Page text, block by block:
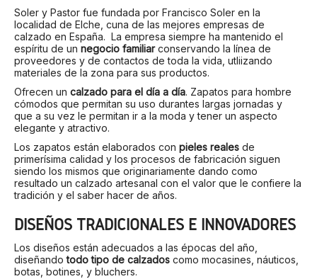
Soler y Pastor fue fundada por Francisco Soler en la
localidad de Elche, cuna de las mejores empresas de
calzado en España. La empresa siempre ha mantenido el
espíritu de un negocio familiarconservando la línea de
proveedores y de contactos de toda la vida, utliizando
materiales de la zona para sus productos.
Ofrecen un calzado para el día a día. Zapatos para hombre
cómodos que permitan su uso durantes largas jornadas y
que a su vez le permitan ir a la moda y tener un aspecto
elegante y atractivo.
Los zapatos están elaborados con pieles reales de
primerísima calidad y los procesos de fabricación siguen
siendo los mismos que originariamente dando como
resultado un calzado artesanal con el valor que le confiere la
tradición y el saber hacer de años.
DISEÑOS TRADICIONALES E INNOVADORES
Los diseños están adecuados a las épocas del año,
diseñandotodo tipo de calzados como mocasines, náuticos,
botas, botines, y bluchers.